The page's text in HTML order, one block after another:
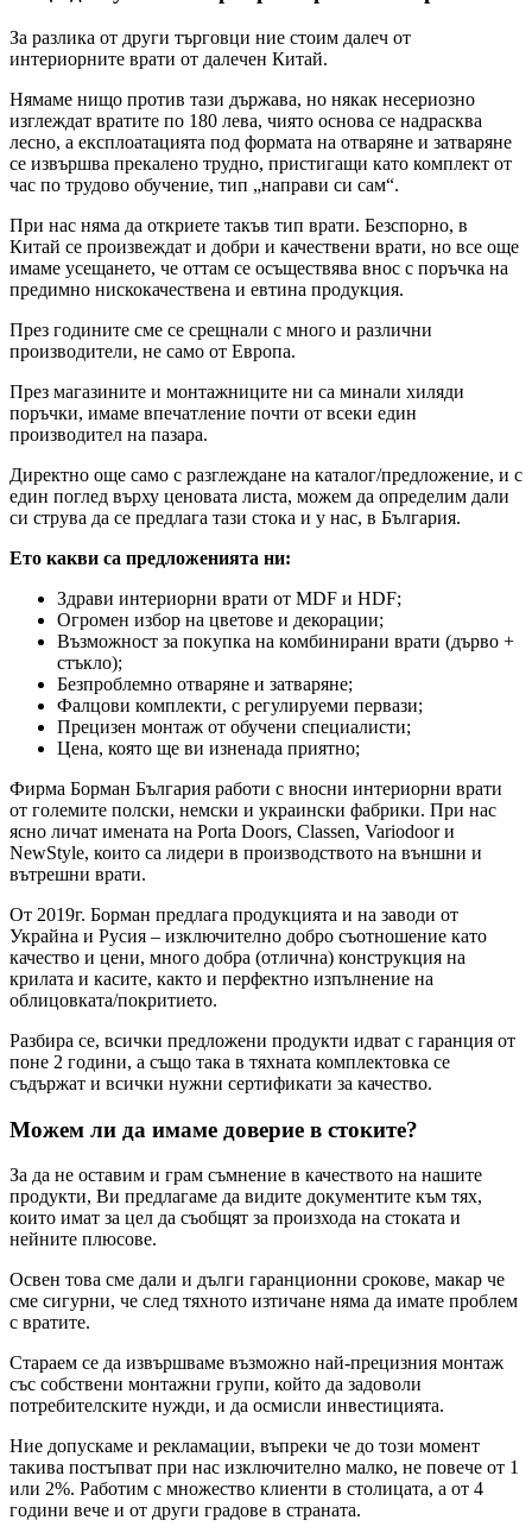
За разлика от други търговци ние стоим далеч от
интериорните врати от далечен Китай.
Нямаме нищо против тази държава, но някак несериозно
изглеждат вратите по 180 лева, чиято основа се надрасква
лесно, а експлоатацията под формата на отваряне и затваряне
се извършва прекалено трудно, пристигащи като комплект от
час по трудово обучение, тип „направи си сам“.
При нас няма да откриете такъв тип врати. Безспорно, в
Китай се произвеждат и добри и качествени врати, но все още
имаме усещането, че оттам се осъществява внос с поръчка на
предимно нискокачествена и евтина продукция.
През годините сме се срещнали с много и различни
производители, не само от Европа.
През магазините и монтажниците ни са минали хиляди
поръчки, имаме впечатление почти от всеки един
производител на пазара.
Директно още само с разглеждане на каталог/предложение, и с
един поглед върху ценовата листа, можем да определим дали
си струва да се предлага тази стока и у нас, в България.
Ето какви са предложенията ни:
Здрави интериорни врати от MDF и HDF;
Огромен избор на цветове и декорации;
Възможност за покупка на комбинирани врати (дърво +
стъкло);
Безпроблемно отваряне и затваряне;
Фалцови комплекти, с регулируеми первази;
Прецизен монтаж от обучени специалисти;
Цена, която ще ви изненада приятно;
Фирма Борман България работи с вносни интериорни врати
от големите полски, немски и украински фабрики. При нас
ясно личат имената на Porta Doors, Classen, Variodoor и
NewStyle, които са лидери в производството на външни и
вътрешни врати.
От 2019г. Борман предлага продукцията и на заводи от
Украйна и Русия – изключително добро съотношение като
качество и цени, много добра (отлична) конструкция на
крилата и касите, както и перфектно изпълнение на
облицовката/покритието.
Разбира се, всички предложени продукти идват с гаранция от
поне 2 години, а също така в тяхната комплектовка се
съдържат и всички нужни сертификати за качество.
Можем ли да имаме доверие в стоките?
За да не оставим и грам съмнение в качеството на нашите
продукти, Ви предлагаме да видите документите към тях,
които имат за цел да съобщят за произхода на стоката и
нейните плюсове.
Освен това сме дали и дълги гаранционни срокове, макар че
сме сигурни, че след тяхното изтичане няма да имате проблем
с вратите.
Стараем се да извършваме възможно най-прецизния монтаж
със собствени монтажни групи, който да задоволи
потребителските нужди, и да осмисли инвестицията.
Ние допускаме и рекламации, въпреки че до този момент
такива постъпват при нас изключително малко, не повече от 1
или 2%. Работим с множество клиенти в столицата, а от 4
години вече и от други градове в страната.